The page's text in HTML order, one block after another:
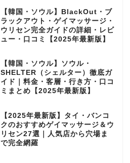
【韓国・ソウル】BlackOut・ブ
ラックアウト・ゲイマッサージ・
ウリセン完全ガイドの詳細・レビ
ュー・口コミ【2025年最新版】
【韓国・ソウル】ソウル・
SHELTER（シェルター）徹底ガ
イド｜料金・客層・行き方・口コ
ミまとめ【2025年最新版】
【2025年最新版】タイ・バンコ
クのおすすめゲイマッサージ＆ウ
リセン27選｜人気店から穴場ま
で完全網羅